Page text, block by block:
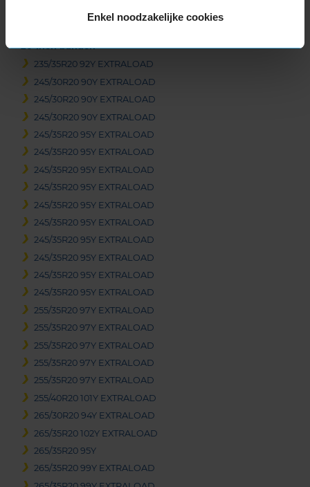
Enkel noodzakelijke cookies
345/30R19 109Y EXTRALOAD
20-inch banden
235/35R20 92Y EXTRALOAD
245/30R20 90Y EXTRALOAD
245/30R20 90Y EXTRALOAD
245/30R20 90Y EXTRALOAD
245/35R20 95Y EXTRALOAD
245/35R20 95Y EXTRALOAD
245/35R20 95Y EXTRALOAD
245/35R20 95Y EXTRALOAD
245/35R20 95Y EXTRALOAD
245/35R20 95Y EXTRALOAD
245/35R20 95Y EXTRALOAD
245/35R20 95Y EXTRALOAD
245/35R20 95Y EXTRALOAD
245/35R20 95Y EXTRALOAD
255/35R20 97Y EXTRALOAD
255/35R20 97Y EXTRALOAD
255/35R20 97Y EXTRALOAD
255/35R20 97Y EXTRALOAD
255/35R20 97Y EXTRALOAD
255/40R20 101Y EXTRALOAD
265/30R20 94Y EXTRALOAD
265/35R20 102Y EXTRALOAD
265/35R20 95Y
265/35R20 99Y EXTRALOAD